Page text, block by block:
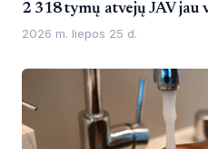
2 318 tymų atvejų JAV
2026 m. liepos 25 d.